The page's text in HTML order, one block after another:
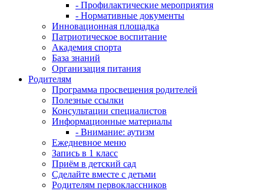
- Профилактические мероприятия
- Нормативные документы
Инновационная площадка
Патриотическое воспитание
Академия спорта
База знаний
Организация питания
Родителям
Программа просвещения родителей
Полезные ссылки
Консультации специалистов
Информационные материалы
- Внимание: аутизм
Ежедневное меню
Запись в 1 класс
Приём в детский сад
Сделайте вместе с детьми
Родителям первоклассников